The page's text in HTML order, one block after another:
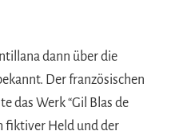
dann über die
Der französischen
das Werk “Gil Blas de
fiktiver Held und der